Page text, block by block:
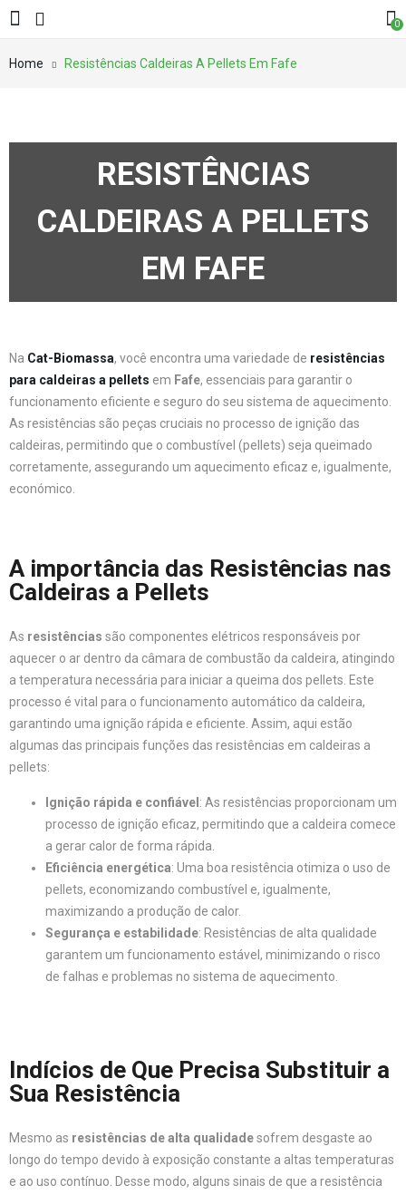
0
Home Resistências Caldeiras A Pellets Em Fafe
RESISTÊNCIAS
CALDEIRAS A PELLETS
EM FAFE
Na Cat-Biomassa, você encontra uma variedade de resistências
para caldeiras a pellets em Fafe, essenciais para garantir o
funcionamento eficiente e seguro do seu sistema de aquecimento.
As resistências são peças cruciais no processo de ignição das
caldeiras, permitindo que o combustível (pellets) seja queimado
corretamente, assegurando um aquecimento eficaz e, igualmente,
económico.
A importância das Resistências nas
Caldeiras a Pellets
As resistências são componentes elétricos responsáveis por
aquecer o ar dentro da câmara de combustão da caldeira, atingindo
a temperatura necessária para iniciar a queima dos pellets. Este
processo é vital para o funcionamento automático da caldeira,
garantindo uma ignição rápida e eficiente. Assim, aqui estão
algumas das principais funções das resistências em caldeiras a
pellets:
Ignição rápida e confiável : As resistências proporcionam um
processo de ignição eficaz, permitindo que a caldeira comece
a gerar calor de forma rápida.
Eficiência energética: Uma boa resistência otimiza o uso de
pellets, economizando combustível e, igualmente,
maximizando a produção de calor.
Segurança e estabilidade: Resistências de alta qualidade
garantem um funcionamento estável, minimizando o risco
de falhas e problemas no sistema de aquecimento.
Indícios de Que Precisa Substituir a
Sua Resistência
Mesmo as resistências de alta qualidadesofrem desgaste ao
longo do tempo devido à exposição constante a altas temperaturas
e ao uso contínuo. Desse modo, alguns sinais de que a resistência